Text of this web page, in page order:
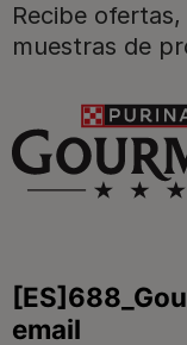
Recibe
muestras de
Para nuestros